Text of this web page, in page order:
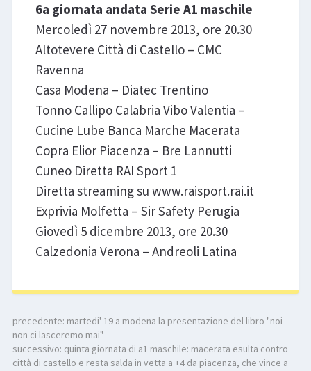
6a giornata andata Serie A1 maschile
Mercoledì 27 novembre 2013, ore 20.30
Altotevere Città di Castello – CMC
Ravenna
Casa Modena – Diatec Trentino
Tonno Callipo Calabria Vibo Valentia –
Cucine Lube Banca Marche Macerata
Copra Elior Piacenza – Bre Lannutti
Cuneo Diretta RAI Sport 1
Diretta streaming su www.raisport.rai.it
Exprivia Molfetta – Sir Safety Perugia
Giovedì 5 dicembre 2013, ore 20.30
Calzedonia Verona – Andreoli Latina
precedente: martedi' 19 a modena la presentazione del libro "noi
non ci lasceremo mai"
successivo: quinta giornata di a1 maschile: macerata esulta contro
città di castello e resta salda in vetta a +4 da piacenza, che vince a